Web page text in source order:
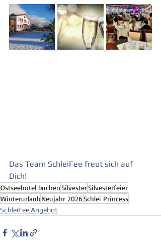
Das Team SchleiFee freut sich auf
Dich!
Ostseehotel buchenSilvesterSilvesterfeier
WinterurlaubNeujahr 2026Schlei Princess
SchleiFee Angebot